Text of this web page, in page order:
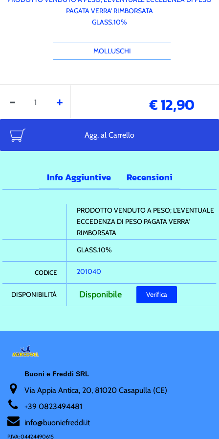
PAGATA VERRA' RIMBORSATA
GLASS.10%
MOLLUSCHI
€ 12,90
Agg. al Carrello
Info Aggiuntive Recensioni
PRODOTTO VENDUTO A PESO; L'EVENTUALE
ECCEDENZA DI PESO PAGATA VERRA'
RIMBORSATA
GLASS.10%
CODICE 201040
DISPONIBILITÀ Verifica
Disponibile
Buoni e Freddi SRL
Via Appia Antica, 20, 81020 Casapulla (CE)
+39 0823494481
info@buoniefreddi.it
P.IVA: 04424490615